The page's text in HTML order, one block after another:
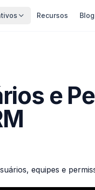
Recursos Blog
e
equipes e